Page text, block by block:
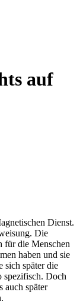
auf
Dienst.
Die
für die Menschen
haben und sie
sich später die
spezifisch. Doch
auch später